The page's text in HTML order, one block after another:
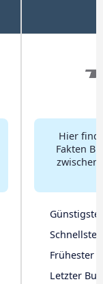
Hier
Fakten
zwischen
Schnellster
Frühester
Letzter Bus